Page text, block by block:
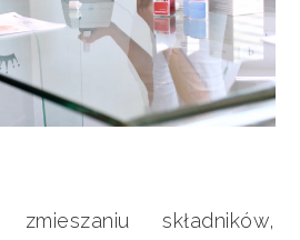
składników,